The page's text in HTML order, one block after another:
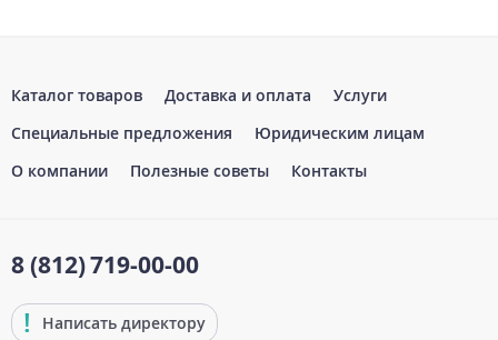
Каталог товаров Доставка и оплата
Услуги
Специальные предложения
Юридическим лицам
О компании
Полезные советы Контакты
8 (812)719-00-00
Написать директору